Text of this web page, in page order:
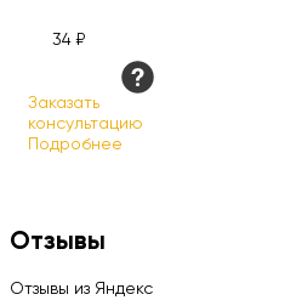
34 ₽
Заказать
консультацию
Подробнее
Отзывы
Отзывы из Яндекс